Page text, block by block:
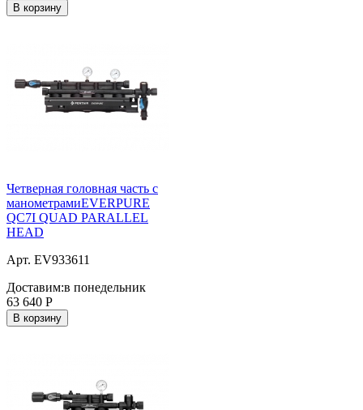
В корзину
Четверная головная часть с
манометрамиEVERPURE
QC7I QUAD PARALLEL
HEAD
Арт. EV933611
Доставим:в понедельник
63 640 Р
В корзину